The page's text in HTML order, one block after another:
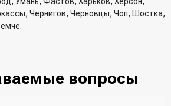
Чернигов, Черновцы, Чоп, Шостка,
вопросы